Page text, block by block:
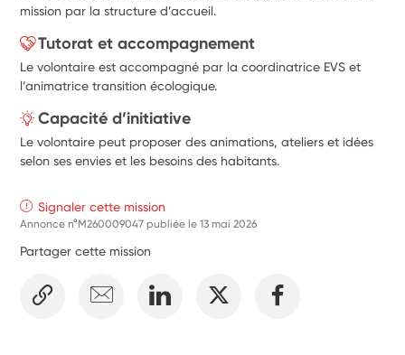
mission par la structure d’accueil.
Tutorat et accompagnement
Le volontaire est accompagné par la coordinatrice EVS et
l’animatrice transition écologique.
Capacité d’initiative
Le volontaire peut proposer des animations, ateliers et idées
selon ses envies et les besoins des habitants.
Signaler cette mission
Annonce n°M260009047 publiée le13 mai 2026
Partager cette mission